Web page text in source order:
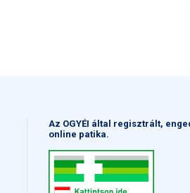
Az OGYÉI által regisztrált,
online patika.